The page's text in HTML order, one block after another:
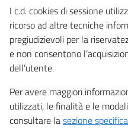
I c.d. cookies di sessione
ricorso ad altre tecniche
pregiudizievoli per la
e non consentono
dell’utente.
Per avere maggiori
utilizzati, le finalità e le
consultare lasezione specifica